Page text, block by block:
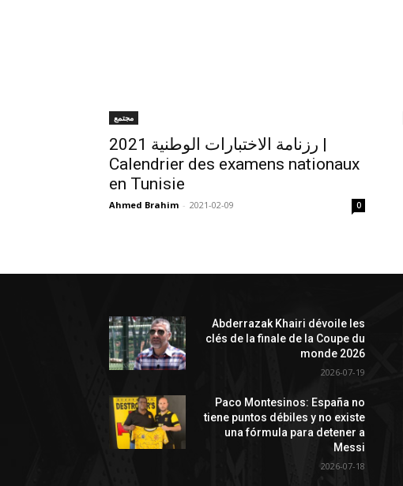
مجتمع
رزنامة الاختبارات الوطنية 2021 |
Calendrier des examens nationaux
en Tunisie
Ahmed Brahim - 2021-02-09 0
Abderrazak Khairi dévoile les
clés de la finale de la Coupe du
monde 2026
2026-07-19
Paco Montesinos: España no
tiene puntos débiles y no existe
una fórmula para detener a
Messi
2026-07-18